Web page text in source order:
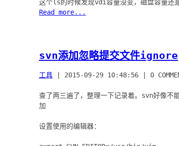
Read more...
svn添加忽略提交文件ignore
工具 2015-09-29 10:48:56 0
查了两三遍了，整理一下记录着。svn好像不
加
设置使用的编辑器：